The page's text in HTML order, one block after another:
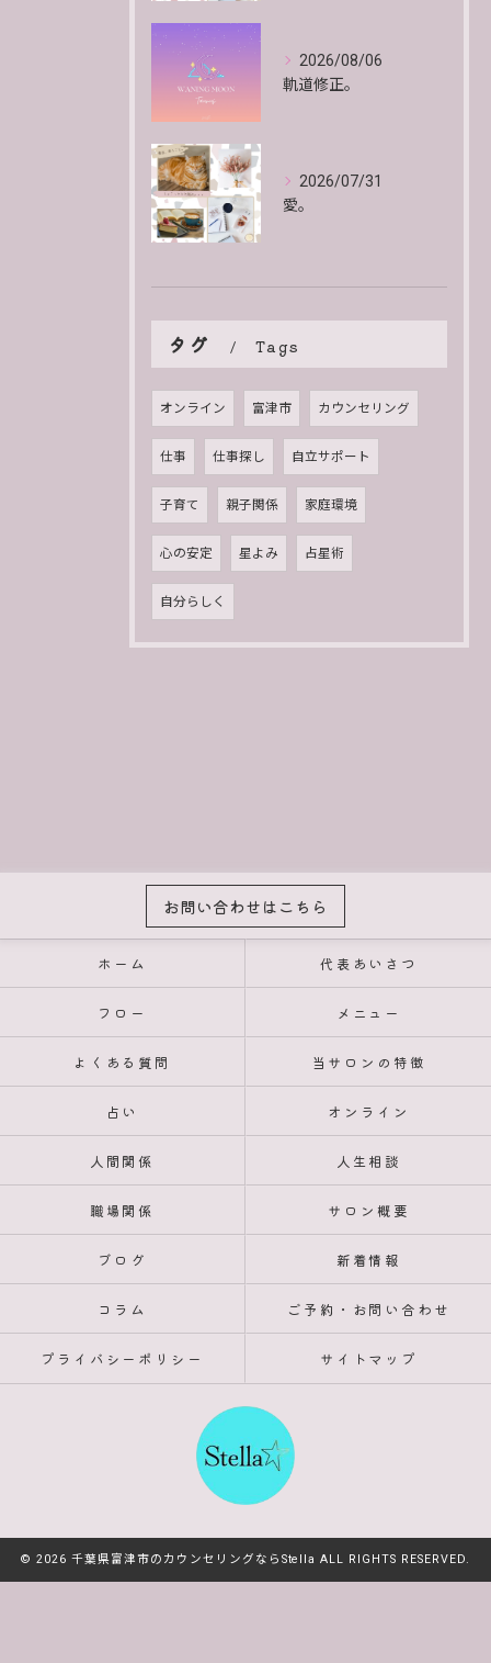
2026/08/06
軌道修正。
2026/07/31
愛。
タグ Tags
オンライン 富津市 カウンセリング
仕事 仕事探し 自立サポート
子育て 親子関係 家庭環境
心の安定 星よみ 占星術
自分らしく
お問い合わせはこちら
ホーム 代表あいさつ
フロー メニュー
よくある質問 当サロンの特徴
占い オンライン
人間関係 人生相談
職場関係 サロン概要
ブログ 新着情報
コラム ご予約・お問い合わせ
プライバシーポリシー サイトマップ
© 2026 千葉県富津市のカウンセリングならStella ALL RIGHTS RESERVED.